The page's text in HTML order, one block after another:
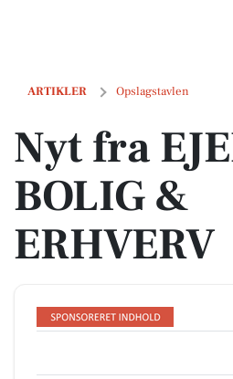
ARTIKLER Opslagstavlen
Nyt fra EJENHOLM BOLIG &
Nyt fra
BOLIG &
ERHVERV